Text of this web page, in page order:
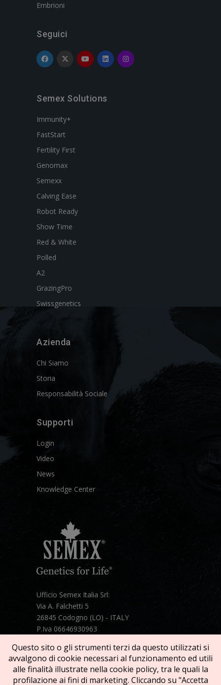
Embrioni
Seguici
Semex Solutions
Immunity+
FastStart
Fertility First
Genomax
Semexx
Calving Ease
Robot Ready
Show Time
Red & White
Polled
A2
GrazingPro
Swissgenetics
Azienda
Chi Siamo
Storia
Responsabilità Sociale
Supporti
Login
Video
News
Knowledge Center
Ufficio Semex Italia Srl:
Via A. Falchetti 5
26845 Codogno (LO) - ITALY
P.Iva 06646930963
Mail: semex@semexitalia.it
Guarda la mappa
Questo sito o gli strumenti terzi da questo utilizzati si
avvalgono di cookie necessari al funzionamento ed utili
alle finalità illustrate nella cookie policy, tra le quali la
profilazione ai fini di marketing. Cliccando su "Accetta